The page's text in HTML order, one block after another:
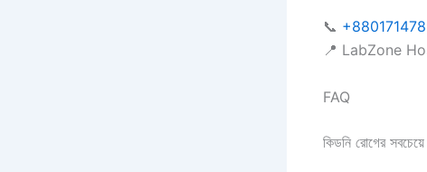
📞
📍 LabZone
FAQ
কিডনি রোগের